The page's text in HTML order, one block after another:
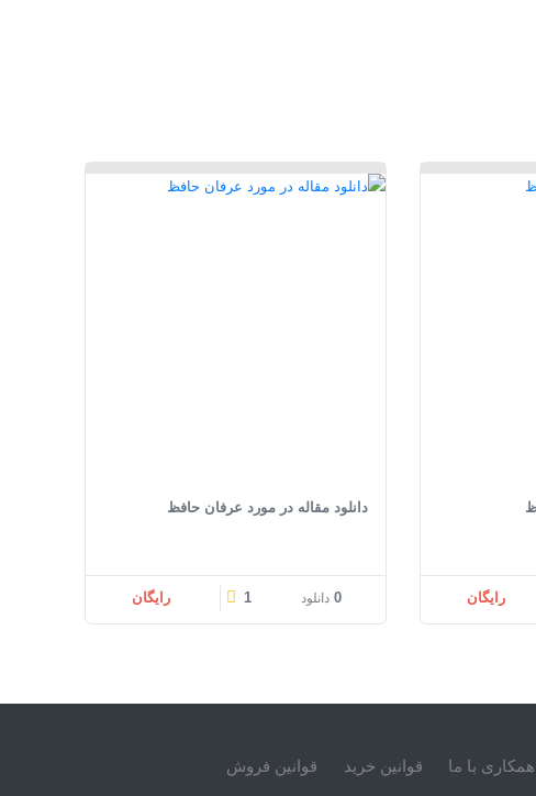
رایگان
دانلود مقاله در مورد عرفان حافظ
0 دانلود 1 رایگان
همکاری با ما قوانین خرید قوانین فروش